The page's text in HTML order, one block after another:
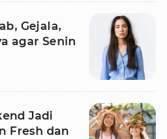
Gejala,
agar Senin
Jadi
Fresh dan